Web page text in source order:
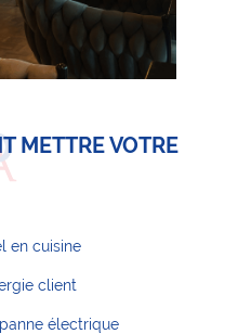
METTRE VOTRE
en cuisine
client
électrique